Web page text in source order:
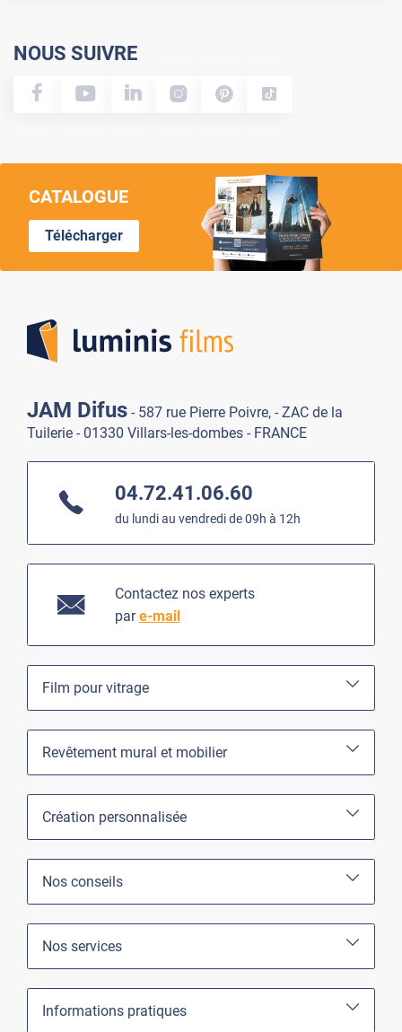
NOUS SUIVRE
CATALOGUE
Télécharger
JAM Difus - 587 rue Pierre Poivre, - ZAC de la
Tuilerie - 01330 Villars-les-dombes - FRANCE
04.72.41.06.60
du lundi au vendredi de 09h à 12h
Contactez nos experts
pare-mail
Film pour vitrage
Revêtement mural et mobilier
Création personnalisée
Nos conseils
Nos services
Informations pratiques